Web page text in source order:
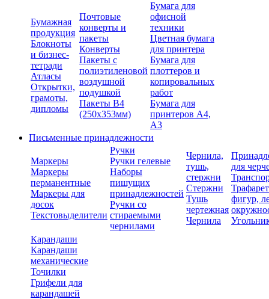
Бумажная
продукция
Блокноты
и бизнес-
тетради
Атласы
Открытки,
грамоты,
дипломы
Почтовые
конверты и
пакеты
Конверты
Пакеты с
полиэтиленовой
воздушной
подушкой
Пакеты В4
(250х353мм)
Бумага для
офисной
техники
Цветная бумага
для принтера
Бумага для
плоттеров и
копировальных
работ
Бумага для
принтеров А4,
А3
Письменные принадлежности
Маркеры
Маркеры
перманентные
Маркеры для
досок
Текстовыделители
Ручки
Ручки гелевые
Наборы
пишущих
принадлежностей
Ручки со
стираемыми
чернилами
Чернила,
тушь,
стержни
Стержни
Тушь
чертежная
Чернила
для
фигур,
Карандаши
Карандаши
механические
Точилки
Грифели для
карандашей